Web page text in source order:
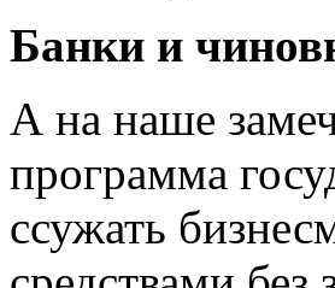
Банки и
А на наше
программа
ссужать